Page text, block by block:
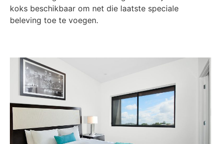
koks beschikbaar om net die laatste speciale
beleving toe te voegen.